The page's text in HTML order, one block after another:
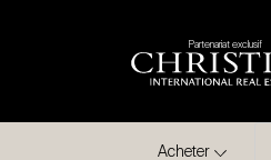
Partenariat exclusif
Acheter